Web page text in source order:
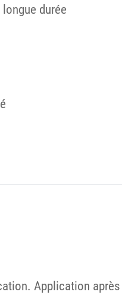
durée
Application